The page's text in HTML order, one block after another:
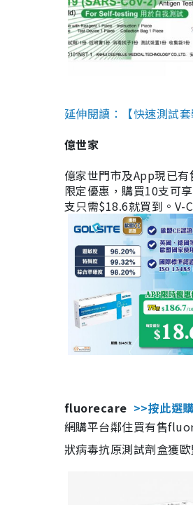
延伸閱讀：【快速測試
億世家
億家世門市及App現已
限定優惠，購買10支可
支只需$18.6就買到。V-
fluorecare >>按此選
網購平台鄰住買有售
狀病毒抗原測試劑盒獲